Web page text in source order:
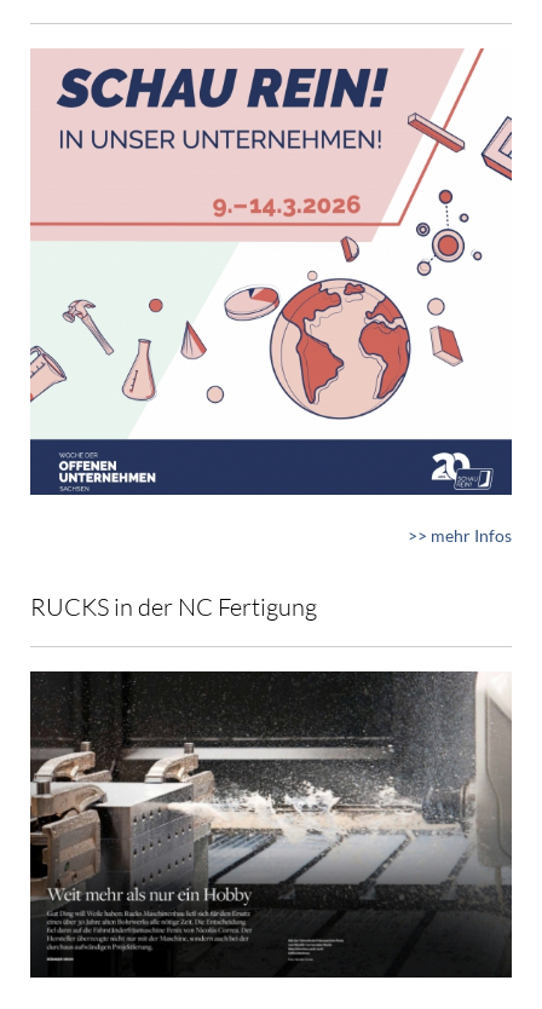
>> mehr Infos
RUCKS in der NC Fertigung